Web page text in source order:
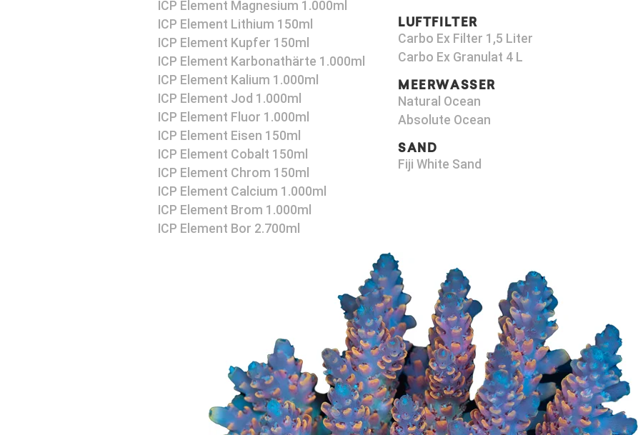
ICP Element Magnesium 1.000ml
ICP Element Lithium 150ml
ICP Element Kupfer 150ml
ICP Element Karbonathärte 1.000ml
ICP Element Kalium 1.000ml
ICP Element Jod 1.000ml
ICP Element Fluor 1.000ml
ICP Element Eisen 150ml
ICP Element Cobalt 150ml
ICP Element Chrom 150ml
ICP Element Calcium 1.000ml
ICP Element Brom 1.000ml
ICP Element Bor 2.700ml
LUFTFILTER
Carbo Ex Filter 1,5 Liter
Carbo Ex Granulat 4 L
MEERWASSER
Natural Ocean
Absolute Ocean
SAND
Fiji White Sand